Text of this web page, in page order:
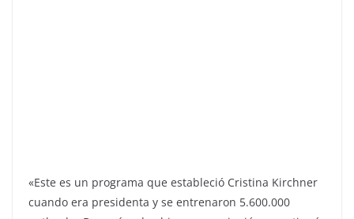
«Este es un programa que estableció Cristina Kirchner
cuando era presidenta y se entrenaron 5.600.000